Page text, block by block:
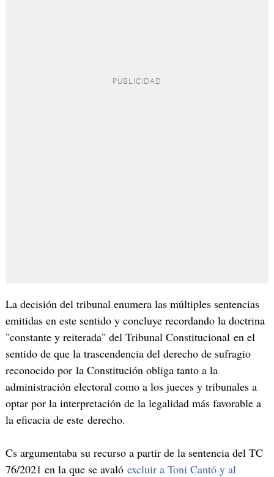
La decisión del tribunal enumera las múltiples sentencias
emitidas en este sentido y concluye recordando la doctrina
"constante y reiterada" del Tribunal Constitucional en el
sentido de que la trascendencia del derecho de sufragio
reconocido por la Constitución obliga tanto a la
administración electoral como a los jueces y tribunales a
optar por la interpretación de la legalidad más favorable a
la eficacia de este derecho.
Cs argumentaba su recurso a partir de la sentencia del TC
76/2021 en la que se avaló excluir a Toni Cantó y al